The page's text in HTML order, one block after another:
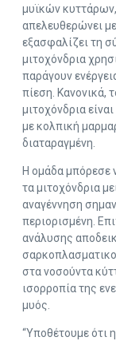
μυϊκών
απελευθερώνει
εξασφαλίζει τη
μιτοχόνδρια
παράγουν
πίεση. Κανονικά,
μιτοχόνδρια
με κολπική
διαταραγμένη.
Η ομάδα μπόρεσε
τα μιτοχόνδρια
αναγέννηση
περιορισμένη.
ανάλυσης
στα νοσούντα
ισορροπία της
μυός.
“Υποθέτουμε ότι